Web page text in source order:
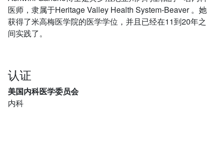
医师，隶属于Heritage Valley Health System-Beaver 。她
获得了米高梅医学院的医学学位，并且已经在11到20年之
间实践了。
认证
美国内科医学委员会
内科